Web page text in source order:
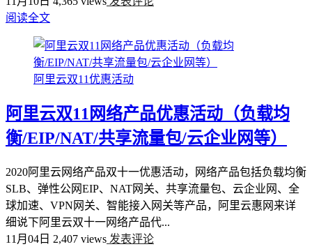
阅读全文
阿里云双11优惠活动
阿里云双11网络产品优惠活动（负载均
衡/EIP/NAT/共享流量包/云企业网等）
2020阿里云网络产品双十一优惠活动，网络产品包括负载均衡
SLB、弹性公网EIP、NAT网关、共享流量包、云企业网、全
球加速、VPN网关、智能接入网关等产品，阿里云惠网来详
细说下阿里云双十一网络产品代...
11月04日 2,407 views 发表评论